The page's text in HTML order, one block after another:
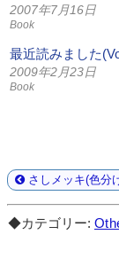
2007年7月16日
Book
最近読みました
2009年2月23日
Book
さしメッキ(色分
◆カテゴリー: